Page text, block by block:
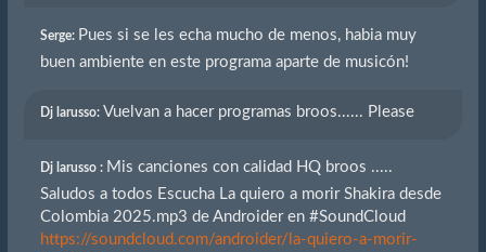
Serge: Pues si se les echa mucho de menos, habia muy
buen ambiente en este programa aparte de musicón!
Dj larusso: Vuelvan a hacer programas broos...... Please
Dj larusso : Mis canciones con calidad HQ broos .....
Saludos a todos Escucha La quiero a morir Shakira desde
Colombia 2025.mp3 de Androider en #SoundCloud
https://soundcloud.com/androider/la-quiero-a-morir-